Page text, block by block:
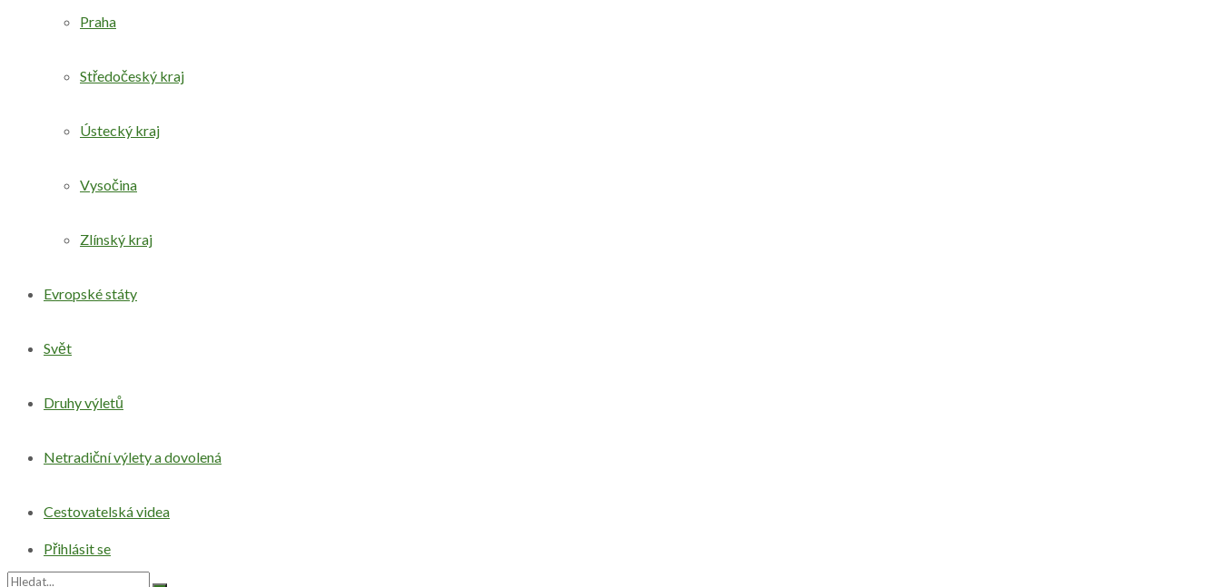
Přihlásit se
Praha
Středočeský kraj
Ústecký kraj
Vysočina
Zlínský kraj
Evropské státy
Svět
Druhy výletů
Netradiční výlety a dovolená
Cestovatelská videa